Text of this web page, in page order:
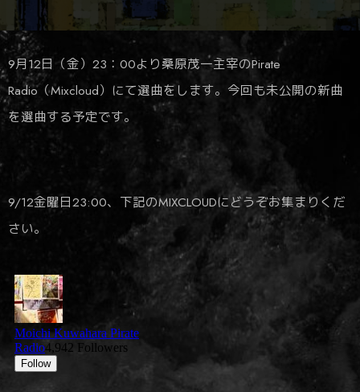
9月12日（金）23：00より桑原茂一主宰のPirate
Radio（Mixcloud）にて選曲をします。今回も未公開の新曲
を選曲する予定です。
9/12金曜日23:00、下記のMIXCLOUDにどうぞお集まりくだ
さい。